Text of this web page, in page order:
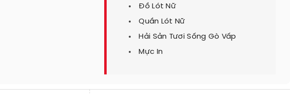
Đồ Lót Nữ
Quần Lót Nữ
Hải Sản Tươi Sống Gò Vấp
Mực In